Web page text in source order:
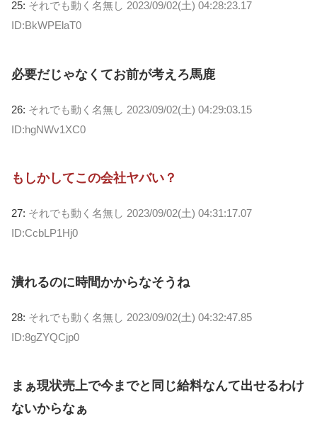
25: それでも動く名無し 2023/09/02(土) 04:28:23.17
ID:BkWPElaT0
必要だじゃなくてお前が考えろ馬鹿
26: それでも動く名無し 2023/09/02(土) 04:29:03.15
ID:hgNWv1XC0
もしかしてこの会社ヤバい？
27: それでも動く名無し 2023/09/02(土) 04:31:17.07
ID:CcbLP1Hj0
潰れるのに時間かからなそうね
28: それでも動く名無し 2023/09/02(土) 04:32:47.85
ID:8gZYQCjp0
まぁ現状売上で今までと同じ給料なんて出せるわけ
ないからなぁ